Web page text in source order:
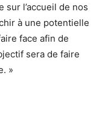
l’accueil de nos
à une potentielle
face afin de
sera de faire
»